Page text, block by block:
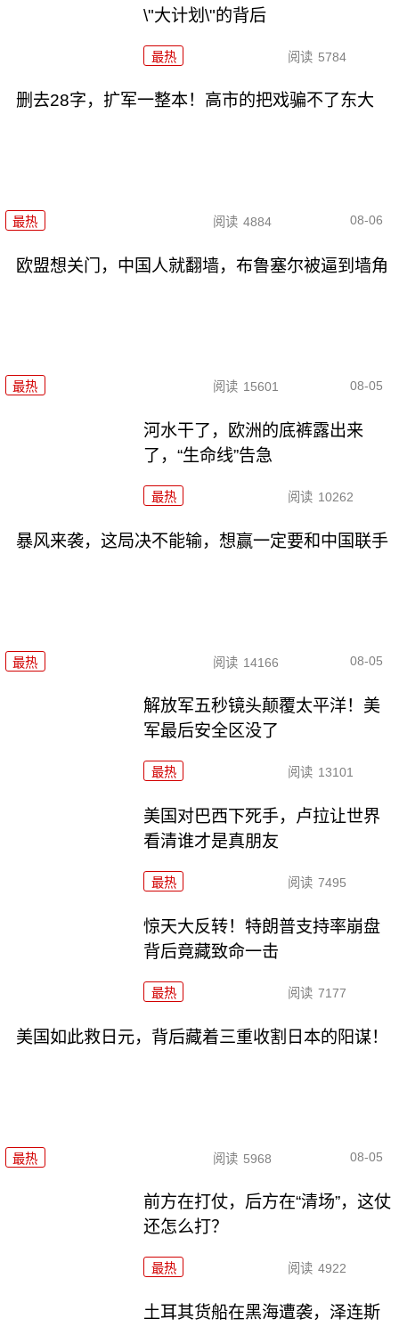
\"大计划\"的背后
最热 阅读 5784
删去28字，扩军一整本！高市的把戏骗不了东大
最热 阅读 4884 08-06
欧盟想关门，中国人就翻墙，布鲁塞尔被逼到墙角
最热 阅读 15601 08-05
河水干了，欧洲的底裤露出来
了，“生命线”告急
最热 阅读 10262
暴风来袭，这局决不能输，想赢一定要和中国联手
最热 阅读 14166 08-05
解放军五秒镜头颠覆太平洋！美
军最后安全区没了
最热 阅读 13101
美国对巴西下死手，卢拉让世界
看清谁才是真朋友
最热 阅读 7495
惊天大反转！特朗普支持率崩盘
背后竟藏致命一击
最热 阅读 7177
美国如此救日元，背后藏着三重收割日本的阳谋！
最热 阅读 5968 08-05
前方在打仗，后方在“清场”，这仗
还怎么打？
最热 阅读 4922
土耳其货船在黑海遭袭，泽连斯